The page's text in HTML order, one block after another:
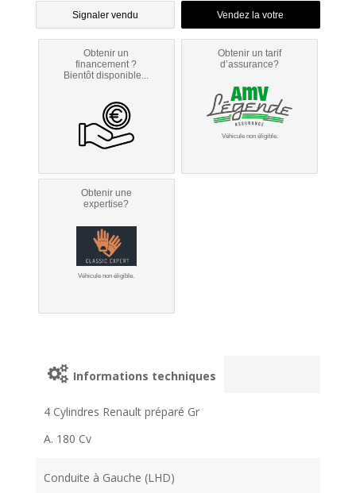
Signaler vendu
Obtenir un
financement ?
Bientôt disponible...
Obtenir un tarif
d’assurance?
Véhicule non éligible.
Obtenir une
expertise?
Véhicule non éligible.
Informations techniques
4 Cylindres Renault préparé Gr
A. 180 Cv
Conduite à Gauche (LHD)